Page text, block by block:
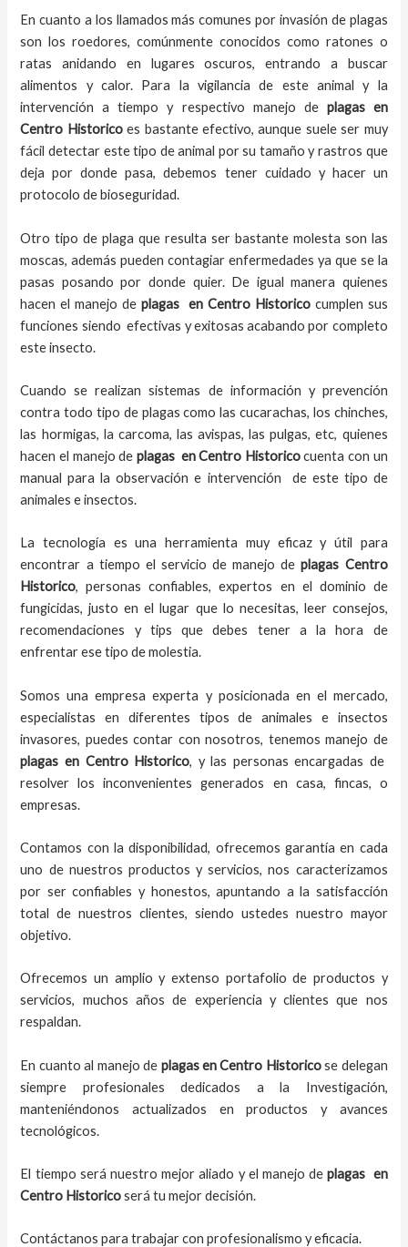
En cuanto a los llamados más comunes por invasión de plagas
son los roedores, comúnmente conocidos como ratones o
ratas anidando en lugares oscuros, entrando a buscar
alimentos y calor. Para la vigilancia de este animal y la
intervención a tiempo y respectivo manejo deplagas en
Centro Historico es bastante efectivo, aunque suele ser muy
fácil detectar este tipo de animal por su tamaño y rastros que
deja por donde pasa, debemos tener cuidado y hacer un
protocolo de bioseguridad.
Otro tipo de plaga que resulta ser bastante molesta son las
moscas, además pueden contagiar enfermedades ya que se la
pasas posando por donde quier. De igual manera quienes
hacen elmanejo de plagas en Centro Historicocumplen sus
funciones siendo efectivas y exitosas acabando por completo
este insecto.
Cuando se realizan sistemas de información y prevención
contra todo tipo de plagas como las cucarachas, los chinches,
las hormigas, la carcoma, las avispas, las pulgas, etc, quienes
hacen el manejo de plagas enCentro Historicocuenta con un
manual para la observación e intervención de este tipo de
animales e insectos.
La tecnología es una herramienta muy eficaz y útil para
encontrar a tiempo el servicio demanejo de plagas Centro
Historico, personas confiables, expertos en el dominio de
fungicidas, justo en el lugar que lo necesitas, leer consejos,
recomendaciones y tips que debes tener a la hora de
enfrentar ese tipo de molestia.
Somos una empresa experta y posicionada en el mercado,
especialistas en diferentes tipos de animales e insectos
invasores, puedes contar con nosotros, tenemosmanejo de
plagasen Centro Historico, y las personas encargadas de
resolver los inconvenientes generados en casa, fincas, o
empresas.
Contamos con la disponibilidad, ofrecemos garantía en cada
uno de nuestros productos y servicios, nos caracterizamos
por ser confiables y honestos, apuntando a la satisfacción
total de nuestros clientes, siendo ustedes nuestro mayor
objetivo.
Ofrecemos un amplio y extenso portafolio de productos y
servicios, muchos años de experiencia y clientes que nos
respaldan.
En cuanto al manejo de plagasenCentro Historico se delegan
siempre profesionales dedicados a la Investigación,
manteniéndonos actualizados en productos y avances
tecnológicos.
El tiempo será nuestro mejor aliado y el manejo de plagas en
Centro Historicoserá tu mejor decisión.
Contáctanos para trabajar con profesionalismo y eficacia.